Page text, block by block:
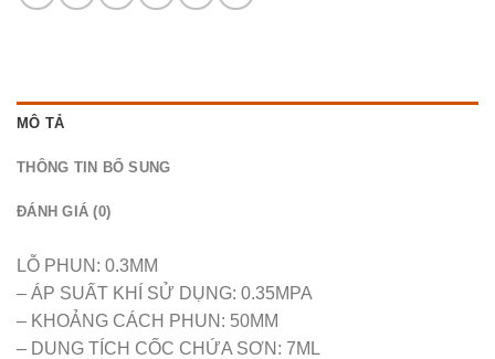
MÔ TẢ
THÔNG TIN BỔ SUNG
ĐÁNH GIÁ (0)
LỖ PHUN: 0.3MM
– ÁP SUẤT KHÍ SỬ DỤNG: 0.35MPA
– KHOẢNG CÁCH PHUN: 50MM
– DUNG TÍCH CỐC CHỨA SƠN: 7ML